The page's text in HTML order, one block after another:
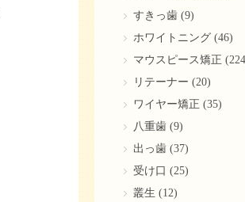
すきっ歯(9)
ホワイトニング(46)
マウスピース矯正
リテーナー (20)
ワイヤー矯正 (35)
八重歯(9)
出っ歯(37)
受け口 (25)
叢生 (12)